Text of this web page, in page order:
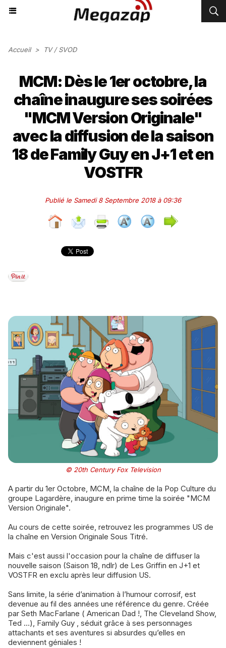
Accueil > TV / SVOD
MCM: Dès le 1er octobre, la
chaîne inaugure ses soirées
"MCM Version Originale"
avec la diffusion de la saison
18 de Family Guy en J+1 et en
VOSTFR
Publié le Samedi 8 Septembre 2018 à 09:36
© 20th Century Fox Television
A partir du 1er Octobre, MCM, la chaîne de la Pop Culture du
groupe Lagardère, inaugure en prime time la soirée "MCM
Version Originale".
Au cours de cette soirée, retrouvez les programmes US de
la chaîne en Version Originale Sous Titré.
Mais c'est aussi l'occasion pour la chaîne de diffuser la
nouvelle saison (Saison 18, ndlr) de Les Griffin en J+1 et
VOSTFR en exclu après leur diffusion US.
Sans limite, la série d’animation à l’humour corrosif, est
devenue au fil des années une référence du genre. Créée
par Seth MacFarlane ( American Dad !, The Cleveland Show,
Ted …), Family Guy , séduit grâce à ses personnages
attachants et ses aventures si absurdes qu’elles en
deviennent géniales !